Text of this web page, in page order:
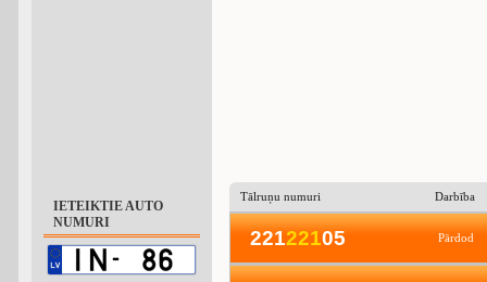
IETEIKTIE AUTO
NUMURI
Tālruņu numuri Darbība
22122105 Pārdod